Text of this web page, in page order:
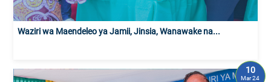
Waziri wa Maendeleo ya Jamii, Jinsia, Wanawake na...
10
Mar 24